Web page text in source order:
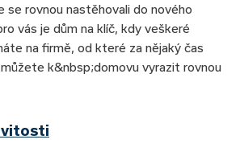
se rovnou nastěhovali do nového
vás je dům na klíč, kdy veškeré
na firmě, od které za nějaký čas
k&nbsp;domovu vyrazit rovnou